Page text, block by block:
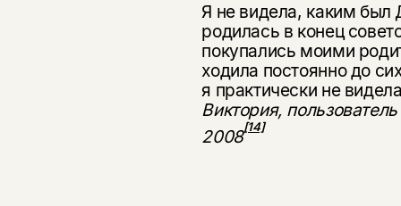
Я не видела, каким был
родилась в конец
покупались моими
ходила постоянно до
я практически не
Виктория,
2008[14]